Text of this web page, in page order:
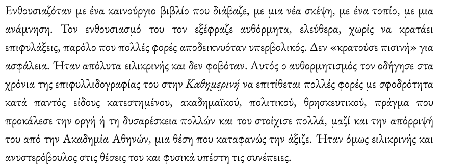
Ενθουσιαζόταν με ένα καινούργιο βιβλίο που διάβαζε, με μια νέα σκέψη, με ένα τοπίο, με μια
ανάμνηση. Τον ενθουσιασμό του τον εξέφραζε αυθόρμητα, ελεύθερα, χωρίς να κρατάει
επιφυλάξεις, παρόλο που πολλές φορές αποδεικνυόταν υπερβολικός. Δεν «κρατούσε πισινή» για
ασφάλεια. Ήταν απόλυτα ειλικρινής και δεν φοβόταν. Αυτός ο αυθορμητισμός τον οδήγησε στα
χρόνια της επιφυλλιδογραφίας του στηνΚαθημερινήνα επιτίθεται πολλές φορές με σφοδρότητα
κατά παντός είδους κατεστημένου, ακαδημαϊκού, πολιτικού, θρησκευτικού, πράγμα που
προκάλεσε την οργή ή τη δυσαρέσκεια πολλών και του στοίχισε πολλά, μαζί και την απόρριψή
του από την Ακαδημία Αθηνών, μια θέση που καταφανώς την άξιζε. Ήταν όμως ειλικρινής και
ανυστερόβουλος στις θέσεις του και φυσικά υπέστη τις συνέπειες.